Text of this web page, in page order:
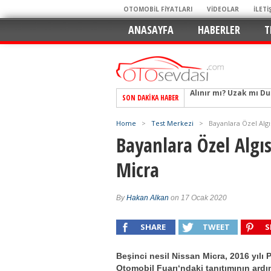
OTOMOBİL FİYATLARI VİDEOLAR
ANASAYFA HABERLER
SON DAKIKA HABER
Alpine A290 GTS:
Crossover
Mercedes-Benz
Keskin Hatlar, GR
Geleceğin Kompakt
Pazarın Lideri,
Hem Şehirli Hem
Alınır mı? Uzak mı
Home > Test Merkezi > Bayanlara Özel
Bayanlara Özel
Micra
ByHakan Alkan on 17 Ocak 2020
SHARE TWEET
Beşinci nesil Nissan Micra, 2016 yılı
Otomobil Fuarı‘ndaki tanıtımının